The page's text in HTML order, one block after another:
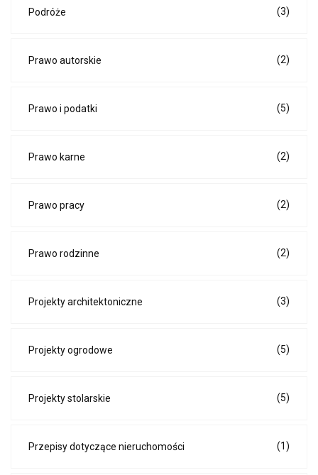
Podróże (3)
Prawo autorskie (2)
Prawo i podatki (5)
Prawo karne (2)
Prawo pracy (2)
Prawo rodzinne (2)
Projekty architektoniczne (3)
Projekty ogrodowe (5)
Projekty stolarskie (5)
Przepisy dotyczące nieruchomości (1)